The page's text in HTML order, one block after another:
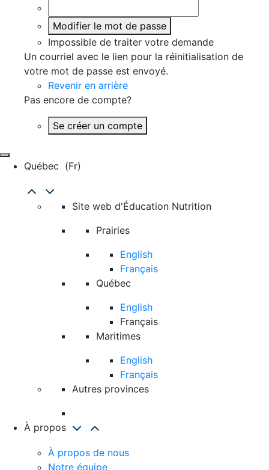
Modifier le mot de passe
Impossible de traiter votre demande
Un courriel avec le lien pour la réinitialisation de
votre mot de passe est envoyé.
Revenir en arrière
Pas encore de compte?
Se créer un compte
Québec (fr)
Site web d'Éducation Nutrition
Prairies
English
Français
Québec
English
Français
Maritimes
English
Français
Autres provinces
À propos
À propos de nous
Notre équipe